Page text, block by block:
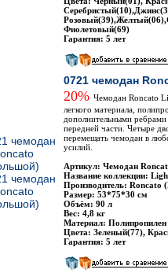
Фиолетовый(69)
Гарантия: 5 лет
0721 чемодан
20% Чемодан Roncato
легкого материала,
дополнительными ребрами
передней части. Четыре
перемещать чемодан в
усилий.
Артикул: Чемодан
Название коллекции:
Производитель: Roncato
Размер: 53*75*30 см
Объём: 90 л
Вес: 4,8 кг
Материал: Полипропилен
Цвета: Зеленый(77),
Гарантия: 5 лет